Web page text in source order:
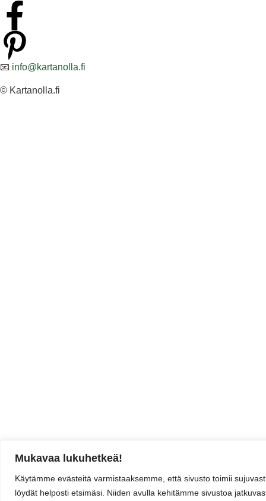
Mukavaa lukuhetkeä!
Käytämme evästeitä varmistaaksemme, että sivusto toimii
löydät helposti etsimäsi. Niiden avulla kehitämme sivustoa
📧 info@kartanolla.fi
© Kartanolla.fi